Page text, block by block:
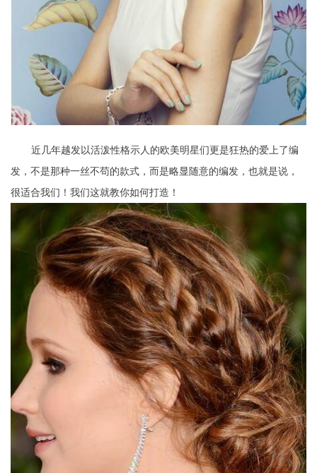
近几年越发以活泼性格示人的欧美明星们更是狂热的爱上了编
发，不是那种一丝不苟的款式，而是略显随意的编发，也就是说，
很适合我们！我们这就教你如何打造！